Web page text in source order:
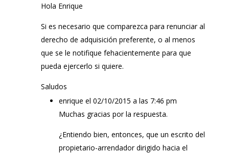
Hola Enrique
Si es necesario que comparezca para renunciar al
derecho de adquisición preferente, o al menos
que se le notifique fehacientemente para que
pueda ejercerlo si quiere.
Saludos
enrique el 02/10/2015 a las 7:46 pm
Muchas gracias por la respuesta.
¿Entiendo bien, entonces, que un escrito del
propietario-arrendador dirigido hacia el